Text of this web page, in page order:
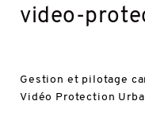
video-
Gestion et pilotage
Vidéo Protection